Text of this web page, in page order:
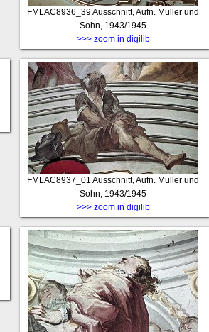
FMLAC8936_39Ausschnitt, Aufn. Müller und
Sohn, 1943/1945
>>> zoom in digilib
FMLAC8937_01 Ausschnitt, Aufn. Müller und
Sohn, 1943/1945
>>> zoom in digilib